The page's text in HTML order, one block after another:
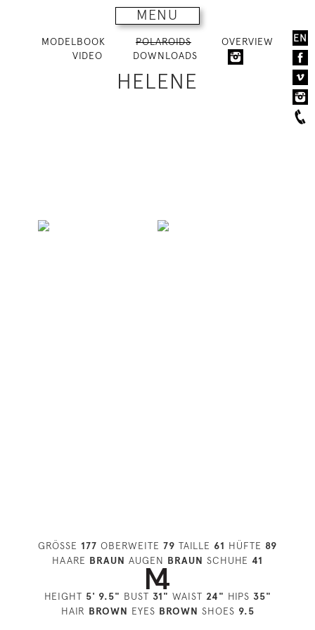
MENU
EN
MODELBOOK POLAROIDS
OVERVIEW
VIDEO
DOWNLOADS
HELENE
GRÖSSE 177 OBERWEITE 79 TAILLE 61 HÜFTE 89
HAARE BRAUN AUGEN BRAUN SCHUHE 41
HEIGHT 5' 9.5" BUST 31" WAIST 24" HIPS 35"
HAIR BROWN EYES BROWN SHOES 9.5